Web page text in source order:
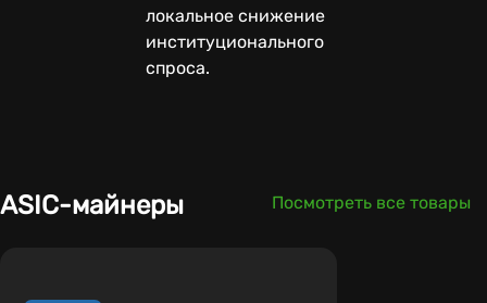
локальное снижение
институционального
спроса.
ASIC-майнеры Посмотреть все товары